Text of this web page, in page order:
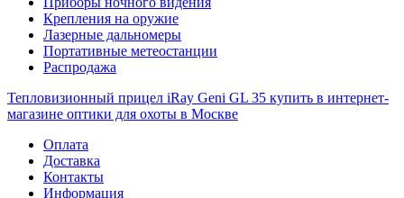
Крепления на оружие
Лазерные дальномеры
Портативные метеостанции
Распродажа
Тепловизионный прицел iRay Geni GL 35 купить в интернет-
магазине оптики для охоты в Москве
Оплата
Доставка
Контакты
Информация